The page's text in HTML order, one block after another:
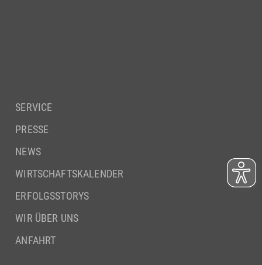
SERVICE
PRESSE
NEWS
WIRTSCHAFTSKALENDER
ERFOLGSSTORYS
WIR ÜBER UNS
ANFAHRT